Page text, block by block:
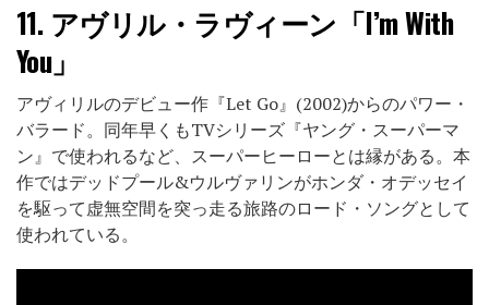
11. アヴリル・ラヴィーン「I’m With
You」
アヴィリルのデビュー作『Let Go』(2002)からのパワー・
バラード。同年早くもTVシリーズ『ヤング・スーパーマ
ン』で使われるなど、スーパーヒーローとは縁がある。本
作ではデッドプール&ウルヴァリンがホンダ・オデッセイ
を駆って虚無空間を突っ走る旅路のロード・ソングとして
使われている。